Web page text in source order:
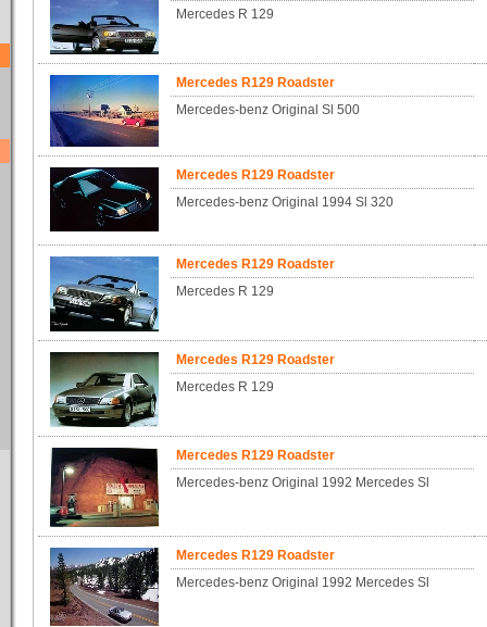
Mercedes R 129
Mercedes R129 Roadster
Mercedes-benz Original Sl 500
Mercedes R129 Roadster
Mercedes-benz Original 1994 Sl 320
Mercedes R129 Roadster
Mercedes R 129
Mercedes R129 Roadster
Mercedes R 129
Mercedes R129 Roadster
Mercedes-benz Original 1992 Mercedes Sl
Mercedes R129 Roadster
Mercedes-benz Original 1992 Mercedes Sl